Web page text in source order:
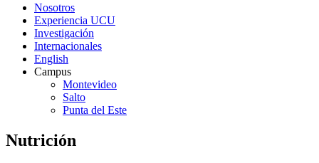
Nosotros
Experiencia UCU
Investigación
Internacionales
English
Campus
Montevideo
Salto
Punta del Este
Nutrición